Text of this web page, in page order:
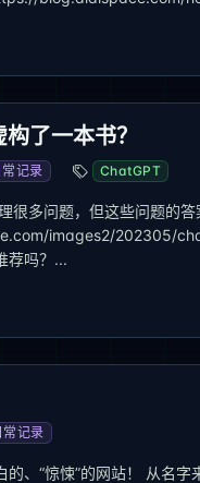
了一本书？
常记录 ChatGPT
很多问题，但这些问题的
images2/202305/
荐吗？...
常记录
、“惊悚”的网站！ 从名